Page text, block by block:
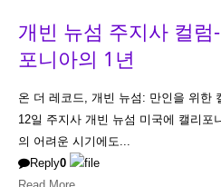
개빈 뉴섬 주지사 컬
포니아의 1년
온 더 레코드, 개빈 뉴섬: 만인을 위한
12일 주지사 개빈 뉴섬 미국에 캘리포
의 어려운 시기에도...
Reply0
Read More